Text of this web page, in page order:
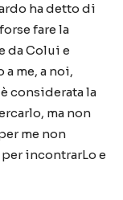
ha detto di
fare la
da Colui e
me, a noi,
è considerata la
ma non
me non
incontrarLo e